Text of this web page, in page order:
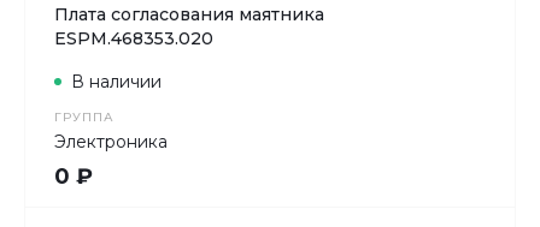
Плата согласования маятника
ESPM.468353.020
ГРУППА
Электроника
В наличии
0 ₽